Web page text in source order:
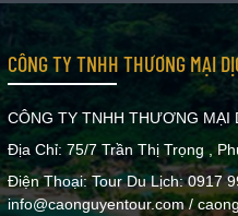
CÔNG TY TNHH THƯƠNG MẠI
CÔNG TY TNHH THƯƠNG MẠI
Địa Chỉ: 75/7 Trần Thị Trọng ,
Điện Thoại: Tour Du Lịch: 0917
info@caonguyentour.com /